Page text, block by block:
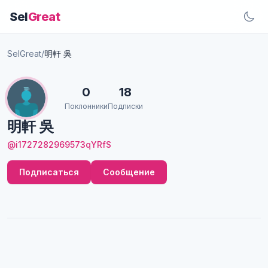
SelGreat
SelGreat/明軒 吳
明軒 吳
@i1727282969573qYRfS
0
Поклонники
18
Подписки
Подписаться Сообщение